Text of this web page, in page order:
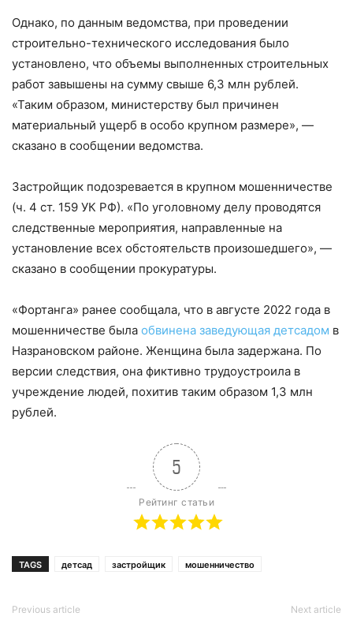
Однако, по данным ведомства, при проведении
строительно-технического исследования было
установлено, что объемы выполненных строительных
работ завышены на сумму свыше 6,3 млн рублей.
«Таким образом, министерству был причинен
материальный ущерб в особо крупном размере», —
сказано в сообщении ведомства.
Застройщик подозревается в крупном мошенничестве
(ч. 4 ст. 159 УК РФ). «По уголовному делу проводятся
следственные мероприятия, направленные на
установление всех обстоятельств произошедшего», —
сказано в сообщении прокуратуры.
«Фортанга» ранее сообщала, что в августе 2022 года в
мошенничестве была обвинена заведующая детсадом в
Назрановском районе. Женщина была задержана. По
версии следствия, она фиктивно трудоустроила в
учреждение людей, похитив таким образом 1,3 млн
рублей.
5
Рейтинг статьи
TAGS детсад застройщик мошенничество
Previous article Next article